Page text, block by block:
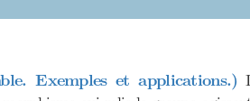
Exemples et applications.)